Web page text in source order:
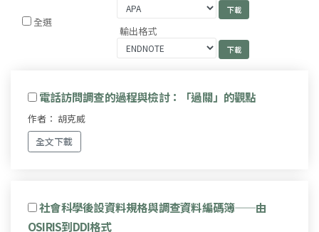
全選
輸出格式
電話訪問調查的過程與檢討：「過關」的觀點
作者： 胡克威
全文下載
社會科學後設資料規格與調查資料編碼簿——由
OSIRIS到DDI格式